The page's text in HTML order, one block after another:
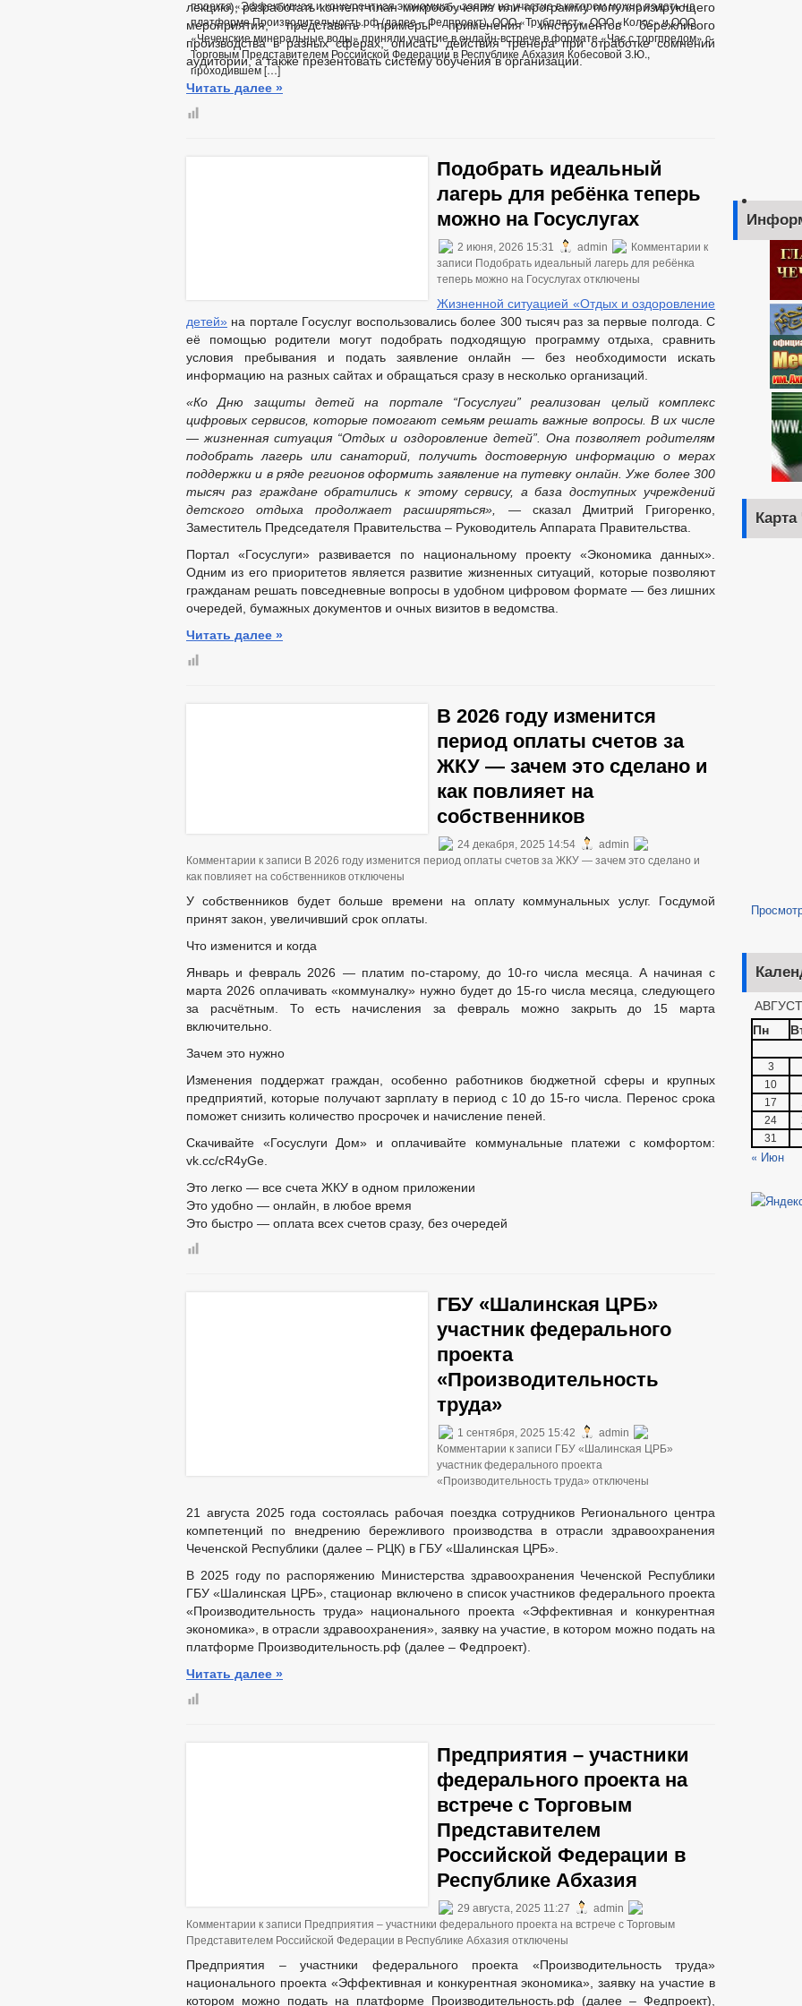
проекта «Эффективная и конкурентная экономика», заявку на участие в котором можно подать на
платформе Производительность.рф (далее – Федпроект), ООО «Трубпласт», ООО «Колос» и ООО
«Чеченские минеральные воды» приняли участие в онлайн-встрече в формате «Час с торгпредом» с
Торговым Представителем Российской Федерации в Республике Абхазия Кобесовой З.Ю.,
проходившем […]
лекцию), разработать контент-план микрообучения или программу популяризирующего
мероприятия, представить примеры применения инструментов бережливого
производства в разных сферах, описать действия тренера при отработке сомнений
аудитории, а также презентовать систему обучения в организации.
Читать далее »
Подобрать идеальный
лагерь для ребёнка теперь
можно на Госуслугах
2 июня, 2026 15:31 admin Комментарии к
записи Подобрать идеальный лагерь для ребёнка
теперь можно на Госуслугах отключены
Жизненной ситуацией «Отдых и оздоровление
детей» на портале Госуслуг воспользовались более 300 тысяч раз за первые полгода. С
её помощью родители могут подобрать подходящую программу отдыха, сравнить
условия пребывания и подать заявление онлайн — без необходимости искать
информацию на разных сайтах и обращаться сразу в несколько организаций.
«Ко Дню защиты детей на портале “Госуслуги” реализован целый комплекс
цифровых сервисов, которые помогают семьям решать важные вопросы. В их числе
— жизненная ситуация “Отдых и оздоровление детей”. Она позволяет родителям
подобрать лагерь или санаторий, получить достоверную информацию о мерах
поддержки и в ряде регионов оформить заявление на путевку онлайн. Уже более 300
тысяч раз граждане обратились к этому сервису, а база доступных учреждений
детского отдыха продолжает расширяться», — сказал Дмитрий Григоренко,
Заместитель Председателя Правительства – Руководитель Аппарата Правительства.
Портал «Госуслуги» развивается по национальному проекту «Экономика данных».
Одним из его приоритетов является развитие жизненных ситуаций, которые позволяют
гражданам решать повседневные вопросы в удобном цифровом формате — без лишних
очередей, бумажных документов и очных визитов в ведомства.
Читать далее »
В 2026 году изменится
период оплаты счетов за
ЖКУ — зачем это сделано и
как повлияет на
собственников
24 декабря, 2025 14:54
admin
Комментарии к записи В 2026 году изменится период оплаты счетов за ЖКУ — зачем это сделано и
как повлияет на собственников отключены
У собственников будет больше времени на оплату коммунальных услуг. Госдумой
принят закон, увеличивший срок оплаты.
Что изменится и когда
Январь и февраль 2026 — платим по-старому, до 10-го числа месяца. А начиная с
марта 2026 оплачивать «коммуналку» нужно будет до 15-го числа месяца, следующего
за расчётным. То есть начисления за февраль можно закрыть до 15 марта
включительно.
Зачем это нужно
Изменения поддержат граждан, особенно работников бюджетной сферы и крупных
предприятий, которые получают зарплату в период с 10 до 15-го числа. Перенос срока
поможет снизить количество просрочек и начисление пеней.
Скачивайте «Госуслуги Дом» и оплачивайте коммунальные платежи с комфортом:
vk.cc/cR4yGe.
Это легко — все счета ЖКУ в одном приложении
Это удобно — онлайн, в любое время
Это быстро — оплата всех счетов сразу, без очередей
ГБУ «Шалинская ЦРБ»
участник федерального
проекта
«Производительность
труда»
1 сентября, 2025 15:42
admin
Комментарии к записи ГБУ «Шалинская ЦРБ»
участник федерального проекта
«Производительность труда» отключены
21 августа 2025 года состоялась рабочая поездка сотрудников Регионального центра
компетенций по внедрению бережливого производства в отрасли здравоохранения
Чеченской Республики (далее – РЦК) в ГБУ «Шалинская ЦРБ».
В 2025 году по распоряжению Министерства здравоохранения Чеченской Республики
ГБУ «Шалинская ЦРБ», стационар включено в список участников федерального проекта
«Производительность труда» национального проекта «Эффективная и конкурентная
экономика», в отрасли здравоохранения», заявку на участие, в котором можно подать на
платформе Производительность.рф (далее – Федпроект).
Читать далее »
Предприятия – участники
федерального проекта на
встрече с Торговым
Представителем
Российской Федерации в
Республике Абхазия
29 августа, 2025 11:27
admin
Комментарии к записи Предприятия – участники федерального проекта на встрече с Торговым
Представителем Российской Федерации в Республике Абхазия отключены
Предприятия – участники федерального проекта «Производительность труда»
национального проекта «Эффективная и конкурентная экономика», заявку на участие в
котором можно подать на платформе Производительность.рф (далее – Федпроект),
Пн
3
10
17
24
31
« Июн